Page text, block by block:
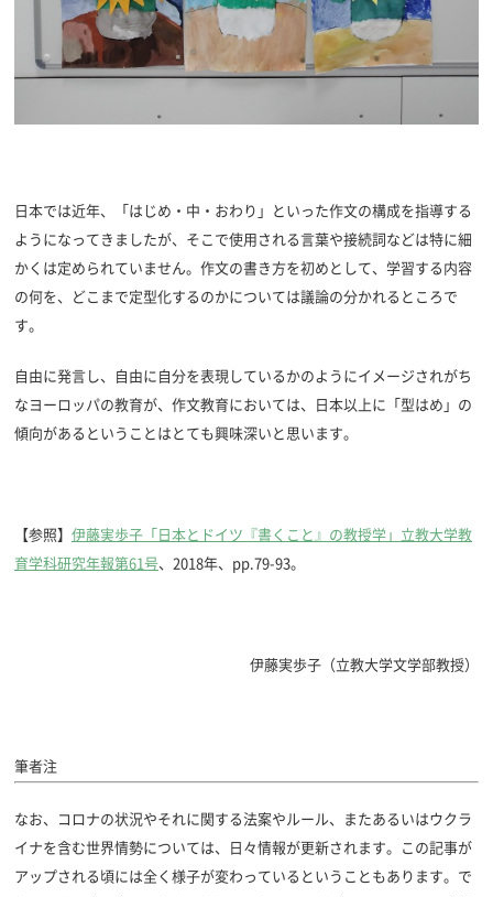
日本では近年、「はじめ・中・おわり」といった作文の構成を指導する
ようになってきましたが、そこで使用される言葉や接続詞などは特に細
かくは定められていません。作文の書き方を初めとして、学習する内容
の何を、どこまで定型化するのかについては議論の分かれるところで
す。
自由に発言し、自由に自分を表現しているかのようにイメージされがち
なヨーロッパの教育が、作文教育においては、日本以上に「型はめ」の
傾向があるということはとても興味深いと思います。
【参照】 伊藤実歩子「日本とドイツ『書くこと』の教授学」立教大学教
育学科研究年報第61号、2018年、pp.79-93。
伊藤実歩子（ 立教大学文学部教授）
筆者注
なお、コロナの状況やそれに関する法案やルール、またあるいはウクラ
イナを含む世界情勢については、日々情報が更新されます。この記事が
アップされる頃には全く様子が変わっているということもあります。で